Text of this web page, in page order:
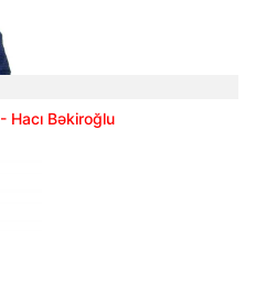
- Hacı Bəkiroğlu